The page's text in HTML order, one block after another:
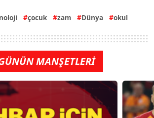
çocuk zam Dünya okul
MANŞETLERİ